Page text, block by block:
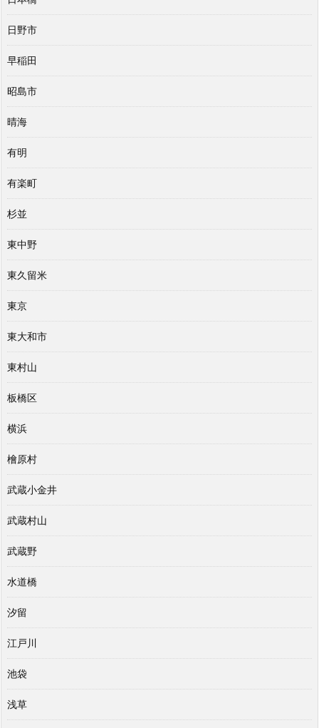
日野市
早稲田
昭島市
晴海
有明
有楽町
杉並
東中野
東久留米
東京
東大和市
東村山
板橋区
横浜
檜原村
武蔵小金井
武蔵村山
武蔵野
水道橋
汐留
江戸川
池袋
浅草